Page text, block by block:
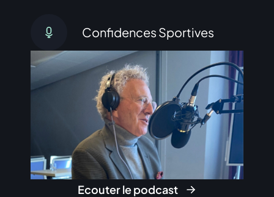
Confidences Sportives
Ecouter le podcast